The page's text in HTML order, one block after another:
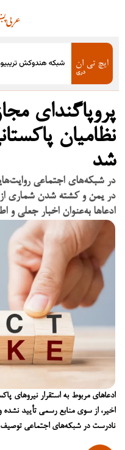
عربی
پروپاگندای
نظامیان
شد
در شبکه‌های اجتماعی
در یمن و کشته شدن شماری از
ادعاها به‌عنوان اخبار جعلی و
ادعاهای مربوط به استقرار نیروهای
اخیر، از سوی منابع رسمی تأیید
نادرست در شبکه‌های اجتماعی